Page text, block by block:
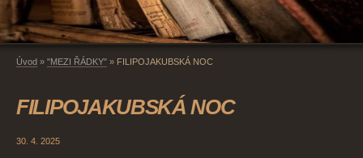
Úvod » "MEZI ŘÁDKY" » FILIPOJAKUBSKÁ NOC
FILIPOJAKUBSKÁ NOC
30. 4. 2025